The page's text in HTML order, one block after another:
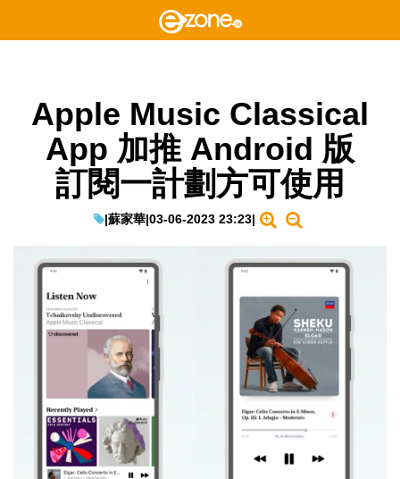
Apple Music Classical
App 加推 Android 版
訂閱一計劃方可使用
|蘇家華|03-06-2023 23:23|